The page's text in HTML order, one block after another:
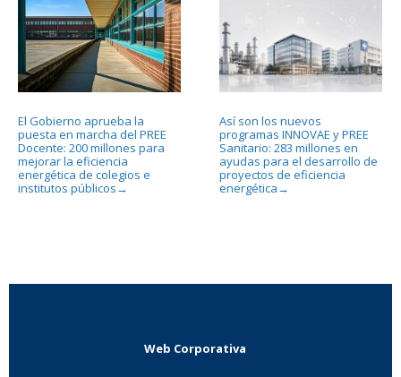
El Gobierno aprueba la
puesta en marcha del PREE
Docente: 200 millones para
mejorar la eficiencia
energética de colegios e
institutos públicos →
Así son los nuevos
programas INNOVAE y PREE
Sanitario: 283 millones en
ayudas para el desarrollo de
proyectos de eficiencia
energética →
Web Corporativa